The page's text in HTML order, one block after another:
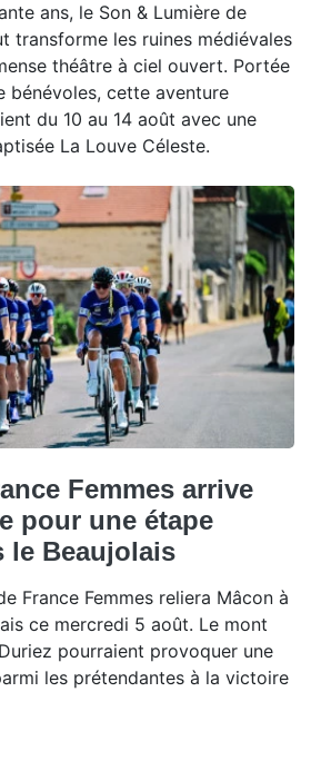
ans, le Son & Lumière de
transforme les ruines médiévales
théâtre à ciel ouvert. Portée
bénévoles, cette aventure
du 10 au 14 août avec une
La Louve Céleste.
Femmes arrive
pour une étape
le Beaujolais
France Femmes reliera Mâcon à
ce mercredi 5 août. Le mont
pourraient provoquer une
les prétendantes à la victoire